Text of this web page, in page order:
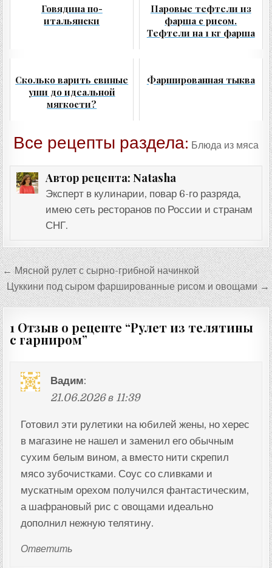
Говядина по-
итальянски
Паровые тефтели из
фарша с рисом.
Тефтели на 1 кг фарша
Сколько варить свиные
уши до идеальной
мягкости?
Фаршированная тыква
Все рецепты раздела: Блюда из мяса
Автор рецепта: Natasha
Эксперт в кулинарии, повар 6-го разряда,
имею сеть ресторанов по России и странам
СНГ.
Навигация
по
записям
← Мясной рулет с сырно-грибной начинкой
Цуккини под сыром фаршированные рисом и овощами →
1 Отзыв о рецепте “Рулет из телятины
с гарниром”
Вадим:
21.06.2026 в 11:39
Готовил эти рулетики на юбилей жены, но херес
в магазине не нашел и заменил его обычным
сухим белым вином, а вместо нити скрепил
мясо зубочистками. Соус со сливками и
мускатным орехом получился фантастическим,
а шафрановый рис с овощами идеально
дополнил нежную телятину.
Ответить